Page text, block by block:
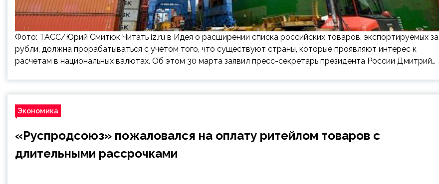
Фото: ТАСС/Юрий Смитюк Читать iz.ru в Идея о расширении списка российских товаров, экспортируемых за
рубли, должна прорабатываться с учетом того, что существуют страны, которые проявляют интерес к
расчетам в национальных валютах. Об этом 30 марта заявил пресс-секретарь президента России Дмитрий…
Экономика
«Руспродсоюз» пожаловался на оплату ритейлом товаров с
длительными рассрочками